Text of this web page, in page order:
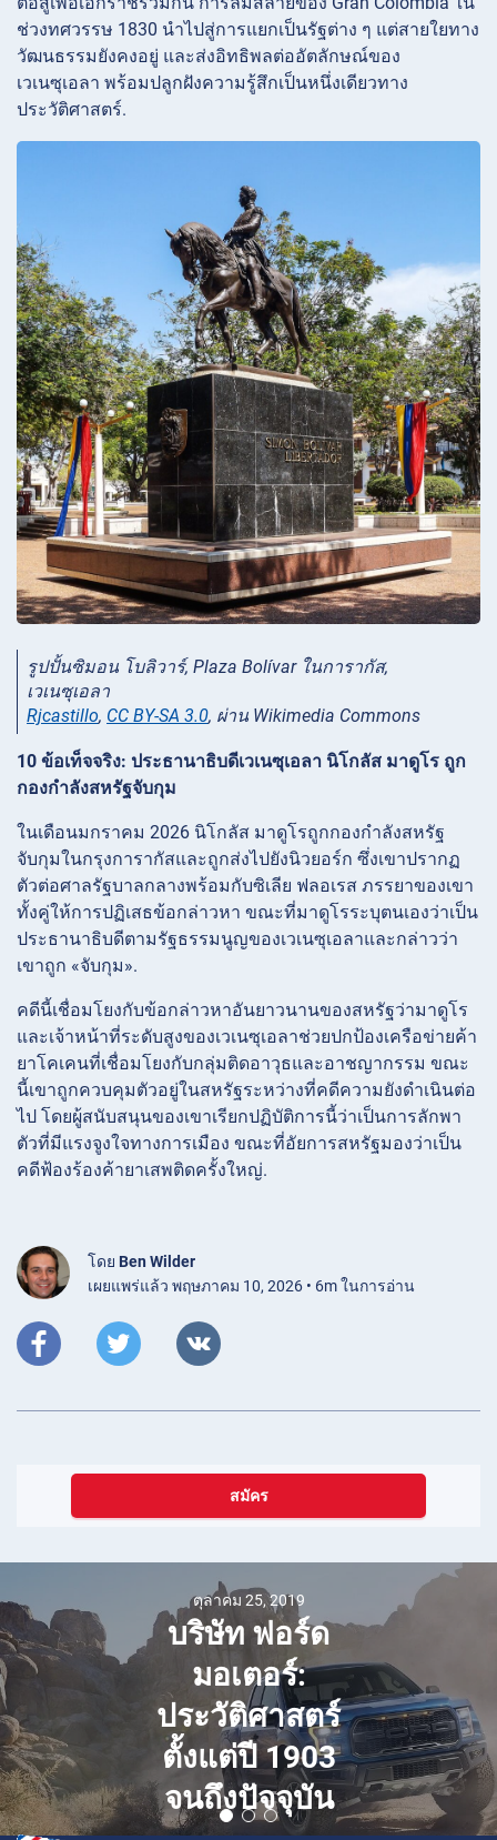
ช่วงทศวรรษ 1830 นำไปสู่การแยกเป็นรัฐต่าง ๆ แต่สายใยทาง
วัฒนธรรมยังคงอยู่ และส่งอิทธิพลต่ออัตลักษณ์ของ
เวเนซุเอลา พร้อมปลูกฝังความรู้สึกเป็นหนึ่งเดียวทาง
ประวัติศาสตร์.
รูปปั้นซิมอน โบลิวาร์, Plaza Bolívar ในการากัส,
เวเนซุเอลา
Rjcastillo, CC BY-SA 3.0, ผ่าน Wikimedia Commons
10 ข้อเท็จจริง: ประธานาธิบดีเวเนซุเอลา นิโกลัส มาดูโร ถูก
กองกำลังสหรัฐจับกุม
ในเดือนมกราคม 2026 นิโกลัส มาดูโรถูกกองกำลังสหรัฐ
จับกุมในกรุงการากัสและถูกส่งไปยังนิวยอร์ก ซึ่งเขาปรากฏ
ตัวต่อศาลรัฐบาลกลางพร้อมกับซิเลีย ฟลอเรส ภรรยาของเขา
ทั้งคู่ให้การปฏิเสธข้อกล่าวหา ขณะที่มาดูโรระบุตนเองว่าเป็น
ประธานาธิบดีตามรัฐธรรมนูญของเวเนซุเอลาและกล่าวว่า
เขาถูก «จับกุม».
คดีนี้เชื่อมโยงกับข้อกล่าวหาอันยาวนานของสหรัฐว่ามาดูโร
และเจ้าหน้าที่ระดับสูงของเวเนซุเอลาช่วยปกป้องเครือข่ายค้า
ยาโคเคนที่เชื่อมโยงกับกลุ่มติดอาวุธและอาชญากรรม ขณะ
นี้เขาถูกควบคุมตัวอยู่ในสหรัฐระหว่างที่คดีความยังดำเนินต่อ
ไป โดยผู้สนับสนุนของเขาเรียกปฏิบัติการนี้ว่าเป็นการลักพา
ตัวที่มีแรงจูงใจทางการเมือง ขณะที่อัยการสหรัฐมองว่าเป็น
คดีฟ้องร้องค้ายาเสพติดครั้งใหญ่.
โดย Ben Wilder
เผยแพร่แล้ว พฤษภาคม 10, 2026 • 6m ในการอ่าน
สมัคร
ตุลาคม 25, 2019
บริษัท ฟอร์ด
มอเตอร์:
ประวัติศาสตร์
ตั้งแต่ปี 1903
จนถึงปัจจุบัน